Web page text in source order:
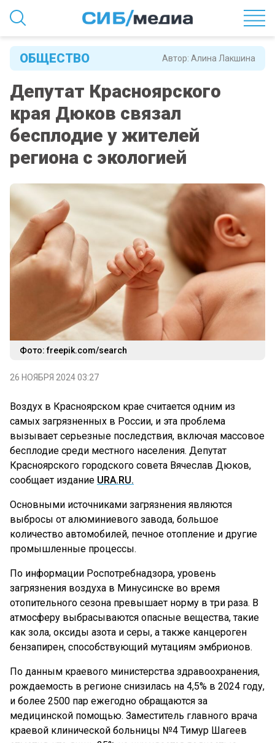
Автор: Алина Лакшина
ОБЩЕСТВО
Депутат Красноярского
края Дюков связал
бесплодие у жителей
региона с экологией
Фото: freepik.com/search
26 НОЯБРЯ 2024 03:27
Воздух в Красноярском крае считается одним из
самых загрязненных в России, и эта проблема
вызывает серьезные последствия, включая массовое
бесплодие среди местного населения. Депутат
Красноярского городского совета Вячеслав Дюков,
сообщает издание URA.RU.
Основными источниками загрязнения являются
выбросы от алюминиевого завода, большое
количество автомобилей, печное отопление и другие
промышленные процессы.
По информации Роспотребнадзора, уровень
загрязнения воздуха в Минусинске во время
отопительного сезона превышает норму в три раза. В
атмосферу выбрасываются опасные вещества, такие
как зола, оксиды азота и серы, а также канцероген
бензапирен, способствующий мутациям эмбрионов.
По данным краевого министерства здравоохранения,
рождаемость в регионе снизилась на 4,5% в 2024 году,
и более 2500 пар ежегодно обращаются за
медицинской помощью. Заместитель главного врача
краевой клинической больницы №4 Тимур Шагеев